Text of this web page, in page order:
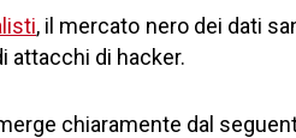
, il mercato nero dei dati
attacchi di hacker.
chiaramente dal